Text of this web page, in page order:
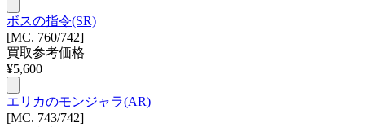
ボスの指令(SR)
[MC. 760/742]
買取参考価格
¥5,600
エリカのモンジャラ(AR)
[MC. 743/742]